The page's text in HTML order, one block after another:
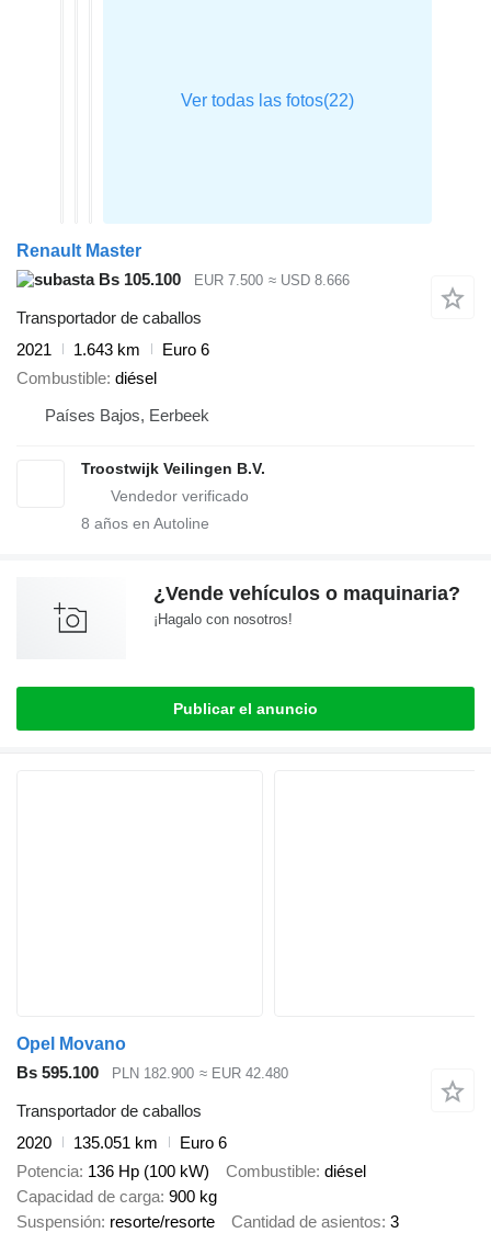
Renault Master
Bs 105.100
EUR 7.500 ≈ USD 8.666
Transportador de caballos
2021
1.643 km
Euro 6
Combustible diésel
Países Bajos, Eerbeek
Troostwijk Veilingen B.V.
8 años en Autoline
¿Vende vehículos o maquinaria?
¡Hagalo con nosotros!
Publicar el anuncio
Opel Movano
Bs 595.100
PLN 182.900 ≈ EUR 42.480
Transportador de caballos
2020
135.051 km
Euro 6
Potencia 136 Hp (100 kW) Combustible diésel
Capacidad de carga 900 kg
Suspensión resorte/resorte Cantidad de asientos 3